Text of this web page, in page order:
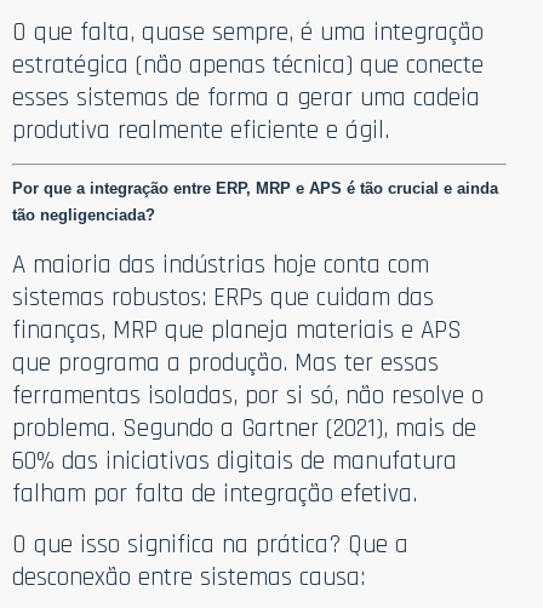
O que falta, quase sempre, é uma integração
estratégica (não apenas técnica) que conecte
esses sistemas de forma a gerar uma cadeia
produtiva realmente eficiente e ágil.
Por que a integração entre ERP, MRP e APS é tão crucial e ainda
tão negligenciada?
A maioria das indústrias hoje conta com
sistemas robustos: ERPs que cuidam das
finanças, MRP que planeja materiais e APS
que programa a produção. Mas ter essas
ferramentas isoladas, por si só, não resolve o
problema. Segundo a Gartner (2021), mais de
60% das iniciativas digitais de manufatura
falham por falta de integração efetiva.
O que isso significa na prática? Que a
desconexão entre sistemas causa: